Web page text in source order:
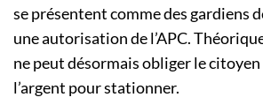
se présentent comme des gardiens
une autorisation de l’APC.
ne peut désormais obliger le citoyen
l’argent pour stationner.